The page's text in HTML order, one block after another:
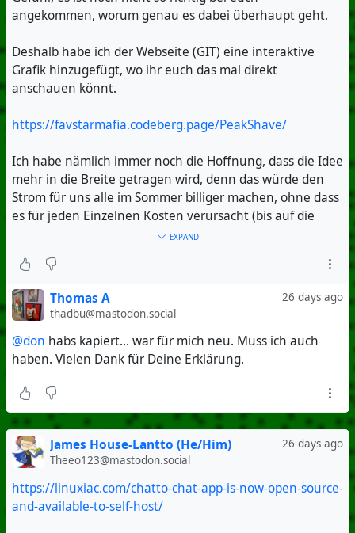
angekommen, worum genau es dabei überhaupt geht.
Deshalb habe ich der Webseite (GIT) eine interaktive
Grafik hinzugefügt, wo ihr euch das mal direkt
anschauen könnt.
https://favstarmafia.codeberg.page/PeakShave/
Ich habe nämlich immer noch die Hoffnung, dass die Idee
mehr in die Breite getragen wird, denn das würde den
Strom für uns alle im Sommer billiger machen, ohne dass
es für jeden Einzelnen Kosten verursacht (bis auf die
Investition in einen Home Assistant, die sich aber
#HomeAssistant
#PV
#Photovoltaik
#Energiewende
#Netzdienlich
#Smarthome
#OpenSource
#Codeberg
EXPAND
26 days ago
Thomas A
thadbu@mastodon.social
@don habs kapiert... war für mich neu. Muss ich auch
haben. Vielen Dank für Deine Erklärung.
26 days ago
James House-Lantto (He/Him)
Theeo123@mastodon.social
https://linuxiac.com/chatto-chat-app-is-now-open-source-
and-available-to-self-host/